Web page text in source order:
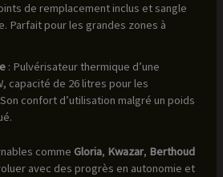
de remplacement inclus et sangle
Parfait pour les grandes zones à
: Pulvérisateur thermique d’une
capacité de 26 litres pour les
confort d’utilisation malgré un poids
comme Gloria, Kwazar, Berthoud
avec des progrès en autonomie et